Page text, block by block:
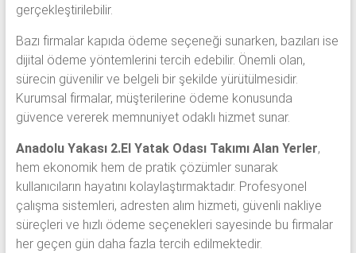
gerçekleştirilebilir.
Bazı firmalar kapıda ödeme seçeneği sunarken, bazıları ise
dijital ödeme yöntemlerini tercih edebilir. Önemli olan,
sürecin güvenilir ve belgeli bir şekilde yürütülmesidir.
Kurumsal firmalar, müşterilerine ödeme konusunda
güvence vererek memnuniyet odaklı hizmet sunar.
Anadolu Yakası 2.El Yatak Odası Takımı Alan Yerler,
hem ekonomik hem de pratik çözümler sunarak
kullanıcıların hayatını kolaylaştırmaktadır. Profesyonel
çalışma sistemleri, adresten alım hizmeti, güvenli nakliye
süreçleri ve hızlı ödeme seçenekleri sayesinde bu firmalar
her geçen gün daha fazla tercih edilmektedir.